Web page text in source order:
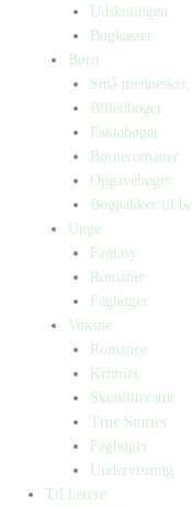
Udskolingen
Bogkasser
Børn
Små
Billedbøger
Faktabøger
Børneromaner
Opgavebøger
Bogpakker til
Unge
Fantasy
Romaner
Fagbøger
Voksne
Romance
Krimier
Skønlitteratur
True Stories
Fagbøger
Undervisning
Til lærere